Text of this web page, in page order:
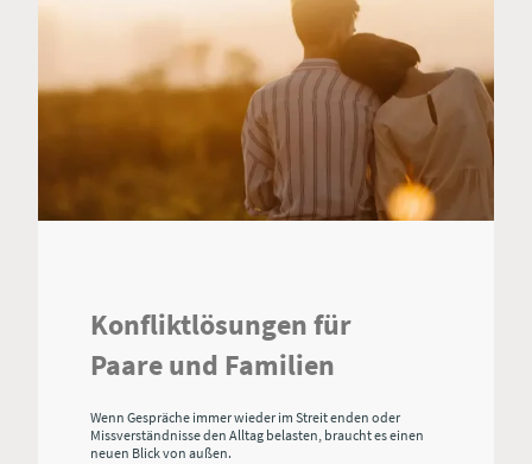
Konfliktlösungen für
Paare und Familien
Wenn Gespräche immer wieder im Streit enden oder
Missverständnisse den Alltag belasten, braucht es einen
neuen Blick von außen.